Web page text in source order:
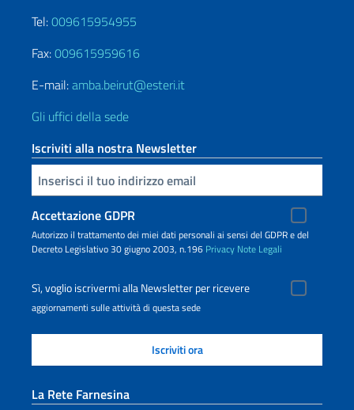
Tel:009615954955
Fax:009615959616
E-mail:amba.beirut@esteri.it
Gli uffici della sede
Iscriviti alla nostra Newsletter
Inserisci la tua email
Accettazione GDPR
Autorizzo il trattamento dei miei dati personali ai sensi del GDPR e del
Decreto Legislativo 30 giugno 2003, n.196 Privacy Note Legali
Sì, voglio iscrivermi alla Newsletter per ricevere
aggiornamenti sulle attività di questa sede
La Rete Farnesina